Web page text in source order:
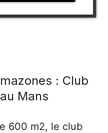
: Club
Mans
600 m2, le club